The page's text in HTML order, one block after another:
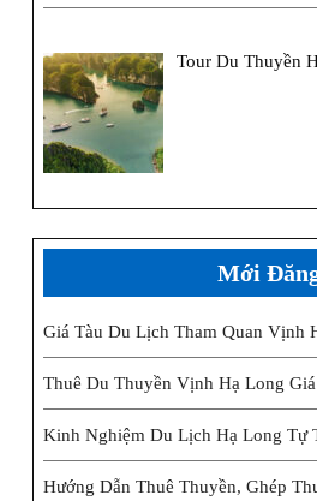
Tour Du Thuyền
Mới
Giá Tàu Du Lịch Tham Quan Vịnh
Thuê Du Thuyền Vịnh Hạ Long
Kinh Nghiệm Du Lịch Hạ Long Tự
Hướng Dẫn Thuê Thuyền, Ghép